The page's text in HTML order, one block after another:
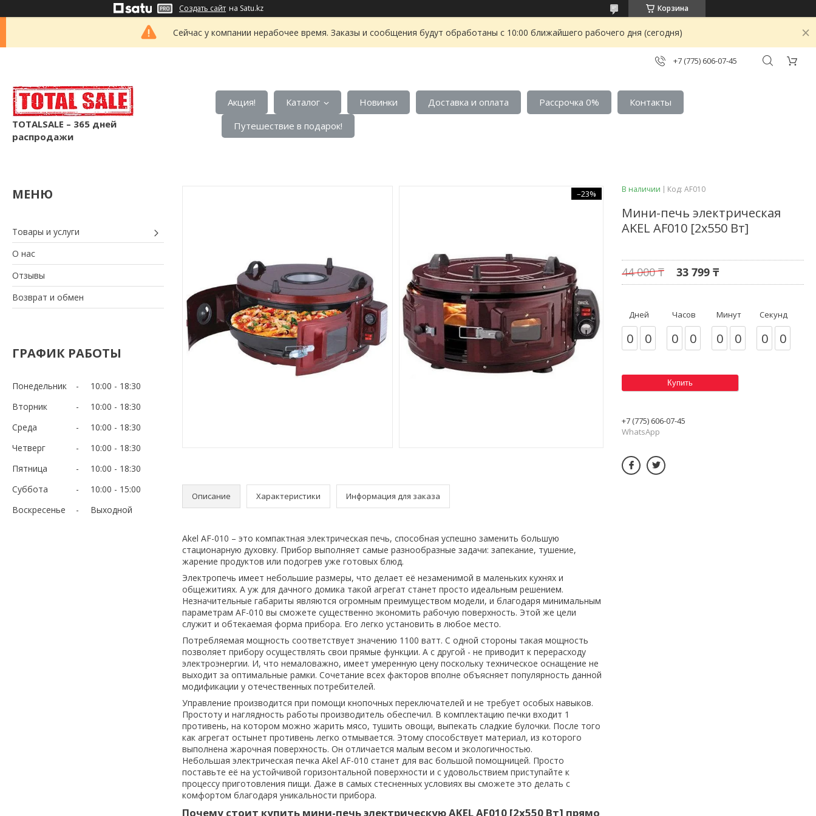
Создать сайт на Satu.kz Корзина
Сейчас у компании нерабочее время. Заказы и сообщения будут обработаны с 10:00 ближайшего рабочего дня (сегодня)
+7 (775) 606-07-45
TOTALSALE – 365 дней
распродажи
Акция! Каталог Новинки Доставка и оплата Рассрочка 0%
Контакты
Путешествие в подарок!
Товары и услуги
О нас
Отзывы
Возврат и обмен
ГРАФИК РАБОТЫ
Понедельник 10:00
18:30
Вторник
10:00
18:30
Среда
10:00
18:30
Четверг
10:00
18:30
Пятница
10:00
18:30
Суббота
10:00
15:00
Воскресенье
Выходной
–23%
Описание Характеристики Информация для заказа
Akel AF-010 – это компактная электрическая печь, способная успешно заменить большую
стационарную духовку. Прибор выполняет самые разнообразные задачи: запекание, тушение,
жарение продуктов или подогрев уже готовых блюд.
Электропечь имеет небольшие размеры, что делает её незаменимой в маленьких кухнях и
общежитиях. А уж для дачного домика такой агрегат станет просто идеальным решением.
Незначительные габариты являются огромным преимуществом модели, и благодаря минимальным
параметрам AF-010 вы сможете существенно экономить рабочую поверхность. Этой же цели
служит и обтекаемая форма прибора. Его легко установить в любое место.
Потребляемая мощность соответствует значению 1100 ватт. С одной стороны такая мощность
позволяет прибору осуществлять свои прямые функции. А с другой - не приводит к перерасходу
электроэнергии. И, что немаловажно, имеет умеренную цену поскольку техническое оснащение не
выходит за оптимальные рамки. Сочетание всех факторов вполне объясняет популярность данной
модификации у отечественных потребителей.
Управление производится при помощи кнопочных переключателей и не требует особых навыков.
Простоту и наглядность работы производитель обеспечил. В комплектацию печки входит 1
противень, на котором можно жарить мясо, тушить овощи, выпекать сладкие булочки. После того
как агрегат остынет противень легко отмывается. Этому способствует материал, из которого
выполнена жарочная поверхность. Он отличается малым весом и экологичностью.
Небольшая электрическая печка Akel AF-010 станет для вас большой помощницей. Просто
поставьте её на устойчивой горизонтальной поверхности и с удовольствием приступайте к
процессу приготовления пищи. Даже в самых стесненных условиях вы сможете это делать с
комфортом благодаря уникальности прибора.
Почему стоит купить мини-печь электрическую AKEL AF010 [2х550 Вт] прямо
В наличии Код: AF010
Мини-печь электрическая
AKEL AF010 [2х550 Вт]
44 000 ₸ 33 799 ₸
Дней
0 0
Часов
0 0
Минут
0 0
Секунд
0 0
Купить
+7 (775) 606-07-45
WhatsApp